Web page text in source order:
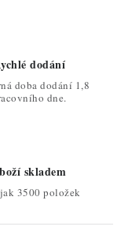
dodání
doba dodání 1,8
dne.
skladem
3500 položek